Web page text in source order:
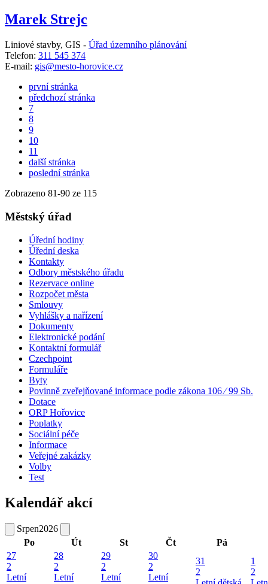
Marek Strejc
Liniové stavby, GIS - Úřad územního plánování
Telefon: 311 545 374
E-mail: gis@mesto-horovice.cz
první stránka
předchozí stránka
7
8
9
10
11
další stránka
poslední stránka
Zobrazeno 81-90 ze 115
Městský úřad
Úřední hodiny
Úřední deska
Kontakty
Odbory městského úřadu
Rezervace online
Rozpočet města
Smlouvy
Vyhlášky a nařízení
Dokumenty
Elektronické podání
Kontaktní formulář
Czechpoint
Formuláře
Byty
Povinně zveřejňované informace podle zákona 106 ⁄ 99 Sb.
Dotace
ORP Hořovice
Poplatky
Sociální péče
Informace
Veřejné zakázky
Volby
Test
Kalendář akcí
Srpen2026
Po
Út St Čt
Pá
27
2
Letní
28
2
Letní
29
2
Letní
30
2
Letní
31
2
1
2